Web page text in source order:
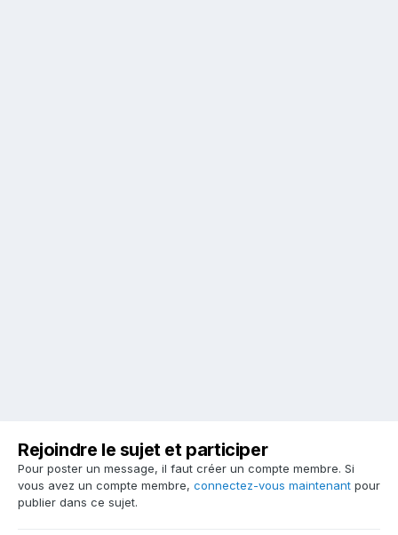
Rejoindre le sujet et participer
Pour poster un message, il faut créer un compte membre. Si
vous avez un compte membre, connectez-vous maintenant pour
publier dans ce sujet.